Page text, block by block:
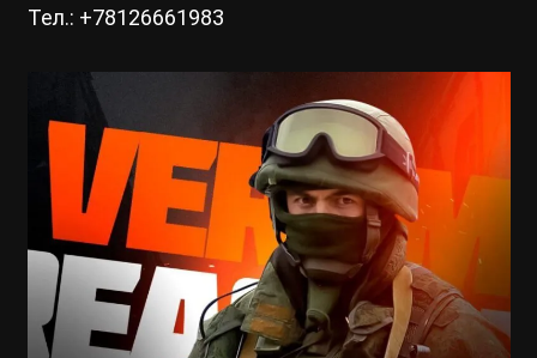
Тел.: +78126661983